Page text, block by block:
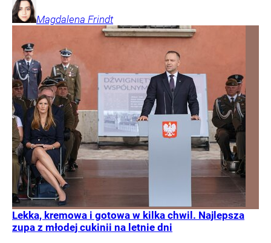
Magdalena Frindt
Lekka, kremowa i gotowa w kilka chwil. Najlepsza
zupa z młodej cukinii na letnie dni